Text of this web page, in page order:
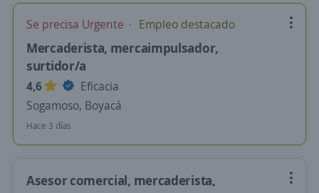
Se precisa Urgente Empleo destacado
Mercaderista, mercaimpulsador,
surtidor/a
4,6
Eficacia
Sogamoso, Boyacá
Hace 3 días
Asesor comercial, mercaderista,